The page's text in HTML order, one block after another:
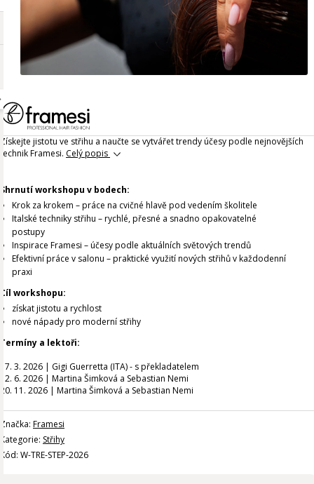
Získejte jistotu ve střihu a naučte se vytvářet trendy účesy podle nejnovějších
technik Framesi. Celý popis
Shrnutí workshopu v bodech:
Krok za krokem – práce na cvičné hlavě pod vedením školitele
Italské techniky střihu – rychlé, přesné a snadno opakovatelné
postupy
Inspirace Framesi – účesy podle aktuálních světových trendů
Efektivní práce v salonu – praktické využití nových střihů v každodenní
praxi
Cíl workshopu:
získat jistotu a rychlost
nové nápady pro moderní střihy
Termíny a lektoři:
17. 3. 2026 | Gigi Guerretta (ITA) - s překladatelem
12. 6. 2026 | Martina Šimková a Sebastian Nemi
20. 11. 2026 | Martina Šimková a Sebastian Nemi
Značka: Framesi
Kategorie: Střihy
Kód: W-TRE-STEP-2026